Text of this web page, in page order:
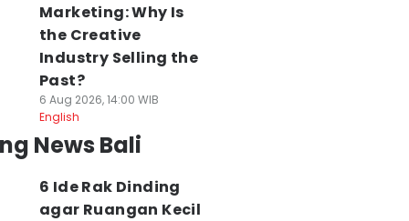
Marketing: Why Is
the Creative
Industry Selling the
Past?
6 Aug 2026, 14:00 WIB
English
News Bali
6 Ide Rak Dinding
agar Ruangan Kecil